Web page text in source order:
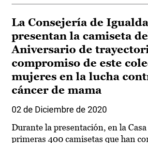
La Consejería de
presentan la camiseta
Aniversario de
compromiso de este
mujeres en la lucha
cáncer de mama
02 de Diciembre de 2020
Durante la presentación, en la
primeras 400 camisetas que han